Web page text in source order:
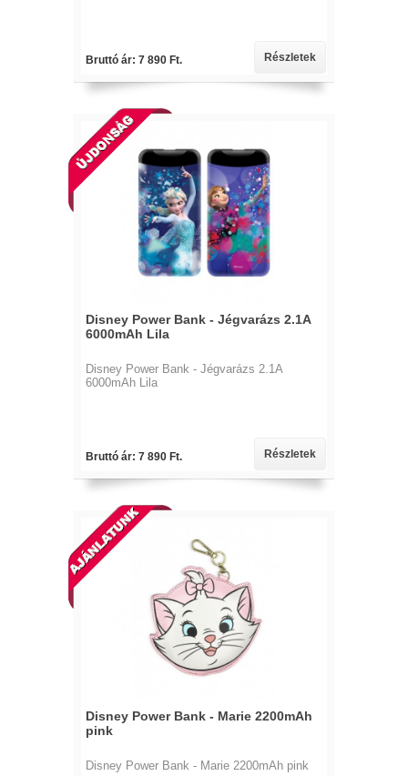
Bruttó ár: 7 890 Ft. Részletek
Disney Power Bank - Jégvarázs 2.1A
6000mAh Lila
Disney Power Bank - Jégvarázs 2.1A
6000mAh Lila
Bruttó ár: 7 890 Ft. Részletek
Disney Power Bank - Marie 2200mAh
pink
Disney Power Bank - Marie 2200mAh pink